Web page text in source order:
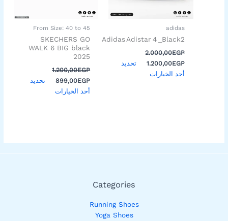
adidas
Adidas Adistar 4 _Black2
2.000,00EGP
1.200,00EGP
تحديد
أحد الخيارات
المنتج.
يمكن
الخيارات
المنتج
From Size: 40 to 45
SKECHERS GO
WALK 6 BIG black
2025
1.200,00EGP
899,00EGP
تحديد
أحد الخيارات
اختيار
الخيارات
على
Categories
Running Shoes
Yoga Shoes